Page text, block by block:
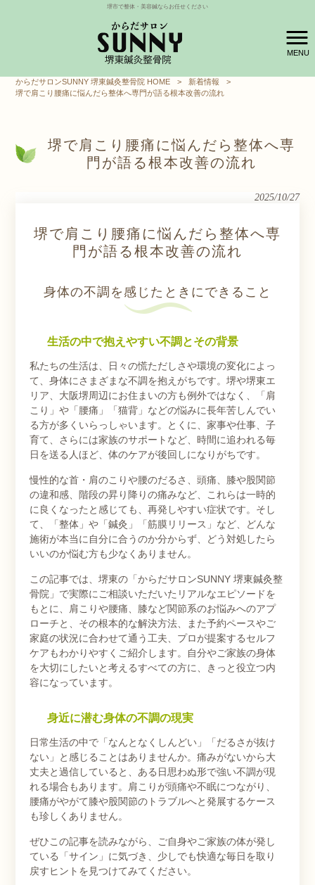
堺市で整体・美容鍼ならお任せください
MENU
からだサロンSUNNY 堺東鍼灸整骨院 HOME > 新着情報
>
堺で肩こり腰痛に悩んだら整体へ専門が語る根本改善の流れ
堺で肩こり腰痛に悩んだら整体へ専
門が語る根本改善の流れ
2025/10/27
堺で肩こり腰痛に悩んだら整体へ専
門が語る根本改善の流れ
身体の不調を感じたときにできること
生活の中で抱えやすい不調とその背景
私たちの生活は、日々の慌ただしさや環境の変化によっ
て、身体にさまざまな不調を抱えがちです。堺や堺東エ
リア、大阪堺周辺にお住まいの方も例外ではなく、「肩
こり」や「腰痛」「猫背」などの悩みに長年苦しんでい
る方が多くいらっしゃいます。とくに、家事や仕事、子
育て、さらには家族のサポートなど、時間に追われる毎
日を送る人ほど、体のケアが後回しになりがちです。
慢性的な首・肩のこりや腰のだるさ、頭痛、膝や股関節
の違和感、階段の昇り降りの痛みなど、これらは一時的
に良くなったと感じても、再発しやすい症状です。そし
て、「整体」や「鍼灸」「筋膜リリース」など、どんな
施術が本当に自分に合うのか分からず、どう対処したら
いいのか悩む方も少なくありません。
この記事では、堺東の「からだサロンSUNNY 堺東鍼灸整
骨院」で実際にご相談いただいたリアルなエピソードを
もとに、肩こりや腰痛、膝など関節系のお悩みへのアプ
ローチと、その根本的な解決方法、また予約ペースやご
家庭の状況に合わせて通う工夫、プロが提案するセルフ
ケアもわかりやすくご紹介します。自分やご家族の身体
を大切にしたいと考えるすべての方に、きっと役立つ内
容になっています。
身近に潜む身体の不調の現実
日常生活の中で「なんとなくしんどい」「だるさが抜け
ない」と感じることはありませんか。痛みがないから大
丈夫と過信していると、ある日思わぬ形で強い不調が現
れる場合もあります。肩こりが頭痛や不眠につながり、
腰痛がやがて膝や股関節のトラブルへと発展するケース
も珍しくありません。
ぜひこの記事を読みながら、ご自身やご家族の体が発し
ている「サイン」に気づき、少しでも快適な毎日を取り
戻すヒントを見つけてみてください。